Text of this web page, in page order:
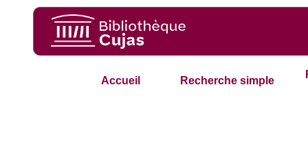
Accueil Recherche simple